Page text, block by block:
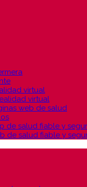
virtual
virtual
web de salud
de salud fiable y
de salud fiable y